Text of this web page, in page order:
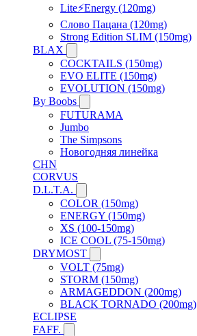
Lite⚡Energy (120mg)
Слово Пацана (120mg)
Strong Edition SLIM (150mg)
BLAX
COCKTAILS (150mg)
EVO ELITE (150mg)
EVOLUTION (150mg)
By Boobs
FUTURAMA
Jumbo
The Simpsons
Новогодняя линейка
CHN
CORVUS
D.L.T.A.
COLOR (150mg)
ENERGY (150mg)
XS (100-150mg)
ICE COOL (75-150mg)
DRYMOST
VOLT (75mg)
STORM (150mg)
ARMAGEDDON (200mg)
BLACK TORNADO (200mg)
ECLIPSE
FAFF.